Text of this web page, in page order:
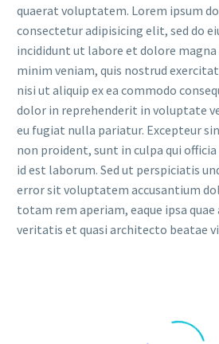
quaerat voluptatem. Lorem ipsum
consectetur adipisicing elit, sed do
incididunt ut labore et dolore magna
minim veniam, quis nostrud
nisi ut aliquip ex ea commodo
dolor in reprehenderit in voluptate
eu fugiat nulla pariatur. Excepteur
non proident, sunt in culpa qui
id est laborum. Sed ut perspiciatis
error sit voluptatem accusantium
totam rem aperiam, eaque ipsa
veritatis et quasi architecto beatae